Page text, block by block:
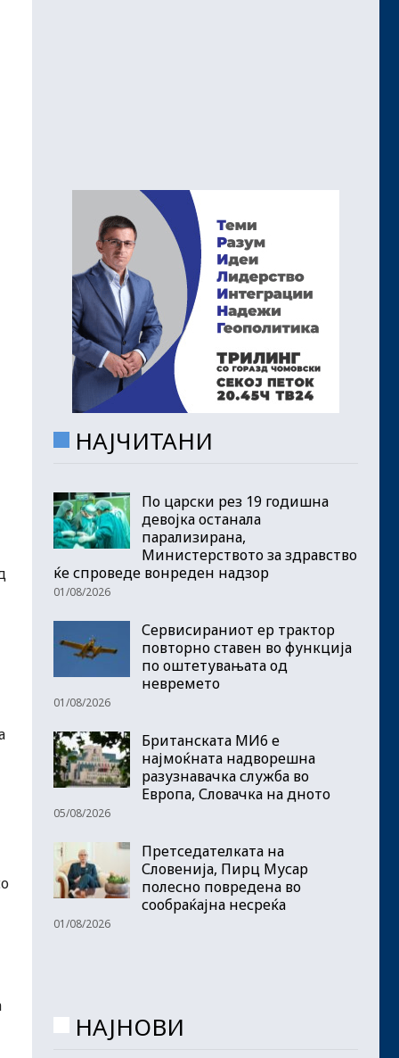
НАЈЧИТАНИ
По царски рез 19 годишна
девојка останала
парализирана,
Министерството за здравство
ќе спроведе вонреден надзор
01/08/2026
Сервисираниот ер трактор
повторно ставен во функција
по оштетувањата од
невремето
01/08/2026
Британската МИ6 е
најмоќната надворешна
разузнавачка служба во
Европа, Словачка на дното
05/08/2026
Претседателката на
Словенија, Пирц Мусар
полесно повредена во
сообраќајна несреќа
01/08/2026
НАЈНОВИ